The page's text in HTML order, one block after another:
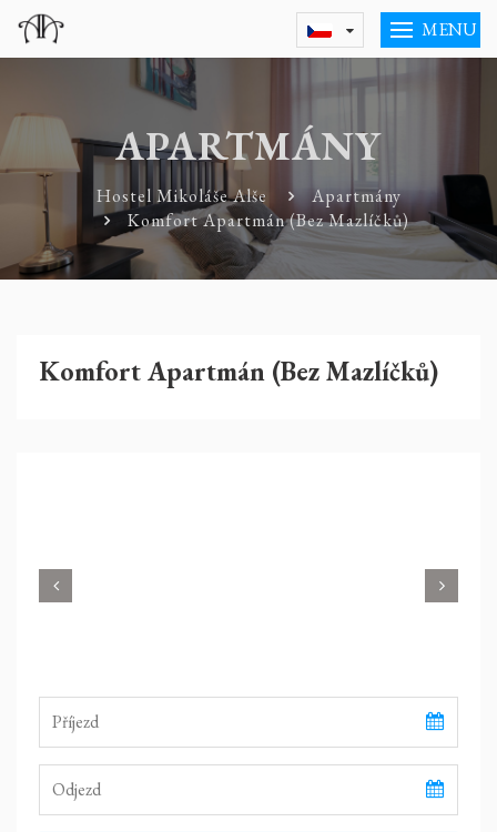
MENU
APARTMÁNY
Hostel Mikoláše Alše
Apartmány
Komfort Apartmán (Bez Mazlíčků)
Komfort Apartmán (Bez Mazlíčků)